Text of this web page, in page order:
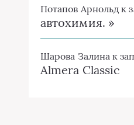
Потапов Арнольд к
автохимия. »
Шарова Залина к
Almera Classic